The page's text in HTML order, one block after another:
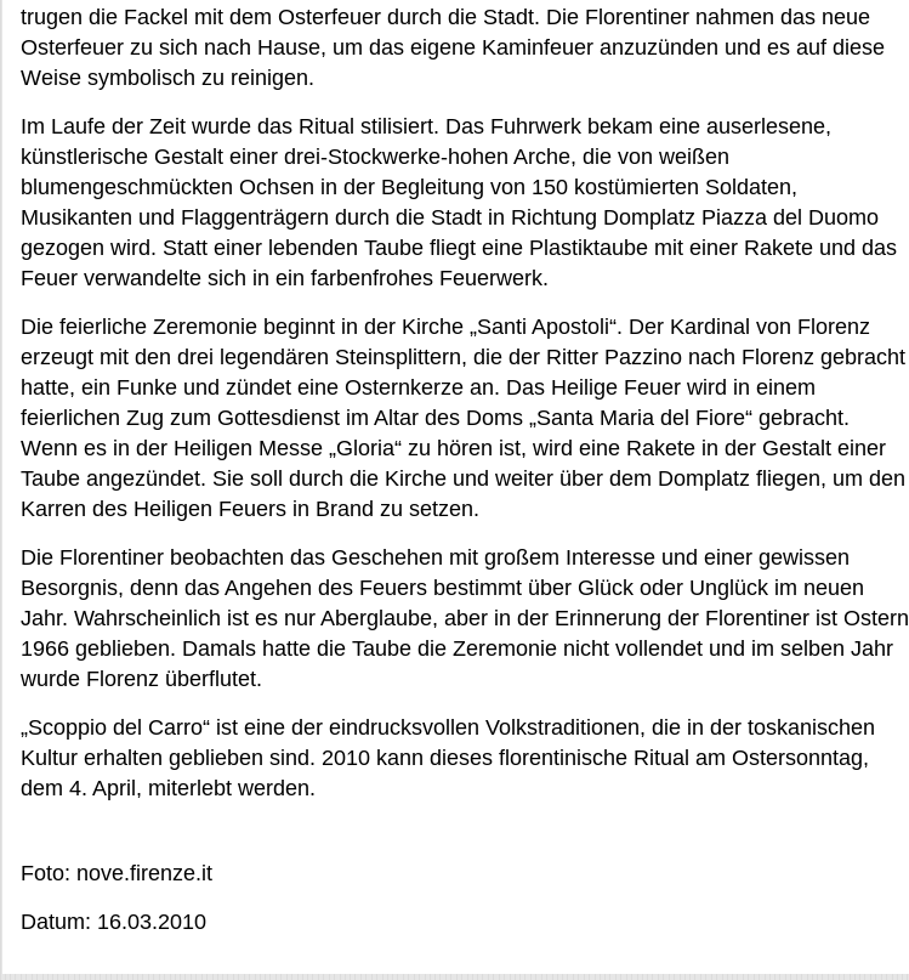
trugen die Fackel mit dem Osterfeuer durch die Stadt. Die Florentiner nahmen das neue
Osterfeuer zu sich nach Hause, um das eigene Kaminfeuer anzuzünden und es auf diese
Weise symbolisch zu reinigen.
Im Laufe der Zeit wurde das Ritual stilisiert. Das Fuhrwerk bekam eine auserlesene,
künstlerische Gestalt einer drei-Stockwerke-hohen Arche, die von weißen
blumengeschmückten Ochsen in der Begleitung von 150 kostümierten Soldaten,
Musikanten und Flaggenträgern durch die Stadt in Richtung Domplatz Piazza del Duomo
gezogen wird. Statt einer lebenden Taube fliegt eine Plastiktaube mit einer Rakete und das
Feuer verwandelte sich in ein farbenfrohes Feuerwerk.
Die feierliche Zeremonie beginnt in der Kirche „Santi Apostoli“. Der Kardinal von Florenz
erzeugt mit den drei legendären Steinsplittern, die der Ritter Pazzino nach Florenz gebracht
hatte, ein Funke und zündet eine Osternkerze an. Das Heilige Feuer wird in einem
feierlichen Zug zum Gottesdienst im Altar des Doms „Santa Maria del Fiore“ gebracht.
Wenn es in der Heiligen Messe „Gloria“ zu hören ist, wird eine Rakete in der Gestalt einer
Taube angezündet. Sie soll durch die Kirche und weiter über dem Domplatz fliegen, um den
Karren des Heiligen Feuers in Brand zu setzen.
Die Florentiner beobachten das Geschehen mit großem Interesse und einer gewissen
Besorgnis, denn das Angehen des Feuers bestimmt über Glück oder Unglück im neuen
Jahr. Wahrscheinlich ist es nur Aberglaube, aber in der Erinnerung der Florentiner ist Ostern
1966 geblieben. Damals hatte die Taube die Zeremonie nicht vollendet und im selben Jahr
wurde Florenz überflutet.
„Scoppio del Carro“ ist eine der eindrucksvollen Volkstraditionen, die in der toskanischen
Kultur erhalten geblieben sind. 2010 kann dieses florentinische Ritual am Ostersonntag,
dem 4. April, miterlebt werden.
Foto: nove.firenze.it
Datum: 16.03.2010